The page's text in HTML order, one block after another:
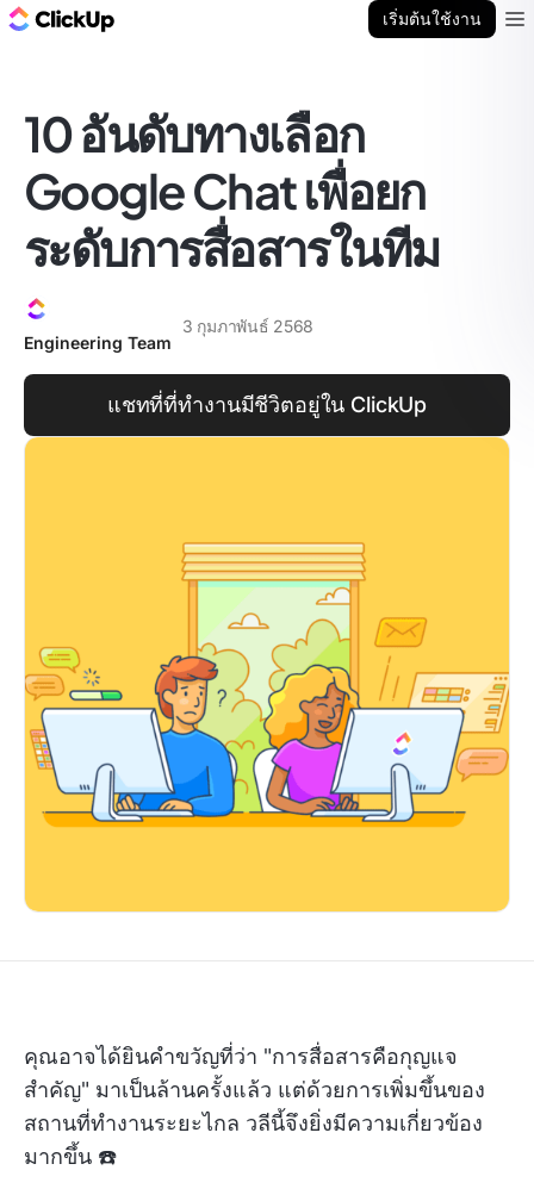
เริ่มต้นใช้งาน
10 อันดับทางเลือก
Google Chat เพื่อยก
ระดับการสื่อสารในทีม
Engineering Team
3 กุมภาพันธ์ 2568
แชทที่ที่ทำงานมีชีวิตอยู่ใน ClickUp
คุณอาจได้ยินคำขวัญที่ว่า "การสื่อสารคือกุญแจ
สำคัญ" มาเป็นล้านครั้งแล้ว แต่ด้วยการเพิ่มขึ้นของ
สถานที่ทำงานระยะไกล วลีนี้จึงยิ่งมีความเกี่ยวข้อง
มากขึ้น ☎️